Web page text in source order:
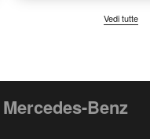
Vedi tutte
Benz